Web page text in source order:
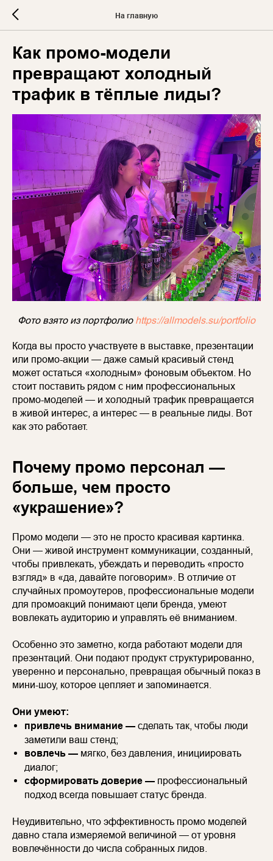
На главную
Как промо-модели
превращают холодный
трафик в тёплые лиды?
Фото взято из портфолио https://allmodels.su/portfolio
Когда вы просто участвуете в выставке, презентации
или промо-акции — даже самый красивый стенд
может остаться «холодным» фоновым объектом. Но
стоит поставить рядом с ним профессиональных
промо-моделей — и холодный трафик превращается
в живой интерес, а интерес — в реальные лиды. Вот
как это работает.
Почему промо персонал —
больше, чем просто
«украшение»?
Промо модели — это не просто красивая картинка.
Они — живой инструмент коммуникации, созданный,
чтобы привлекать, убеждать и переводить «просто
взгляд» в «да, давайте поговорим». В отличие от
случайных промоутеров, профессиональные модели
для промоакций понимают цели бренда, умеют
вовлекать аудиторию и управлять её вниманием.
Особенно это заметно, когда работают модели для
презентаций. Они подают продукт структурированно,
уверенно и персонально, превращая обычный показ в
мини-шоу, которое цепляет и запоминается.
Они умеют:
привлечь внимание — сделать так, чтобы люди
заметили ваш стенд;
вовлечь — мягко, без давления, инициировать
диалог;
сформировать доверие — профессиональный
подход всегда повышает статус бренда.
Неудивительно, что эффективность промо моделей
давно стала измеряемой величиной — от уровня
вовлечённости до числа собранных лидов.